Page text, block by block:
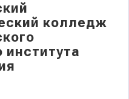
колледж
института